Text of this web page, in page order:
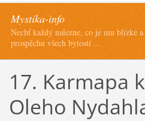
Mystika-info
Nechť každý nalezne, co je mu blízké
prospěchu všech bytostí ...
17. Karmapa
Oleho